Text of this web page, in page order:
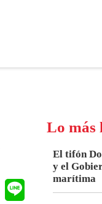
Lo más
El tifón
y el
marítima